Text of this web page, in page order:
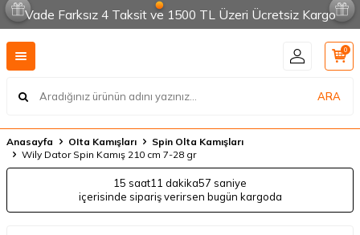
Vade Farksız 4 Taksit ve 1500 TL Üzeri Ücretsiz Kargo
ARA
0
Anasayfa OIta Kamışları
Spin Olta Kamışları
Wily Dator Spin Kamış 210 cm 7-28 gr
15 saat11 dakika57 saniye
içerisinde sipariş verirsen bugün kargoda